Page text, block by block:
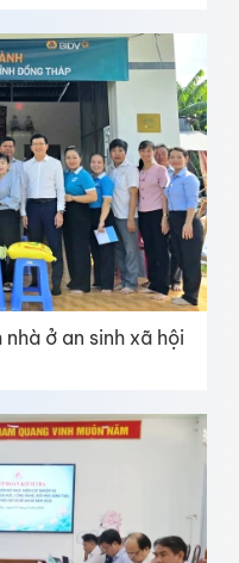
ở an sinh xã hội